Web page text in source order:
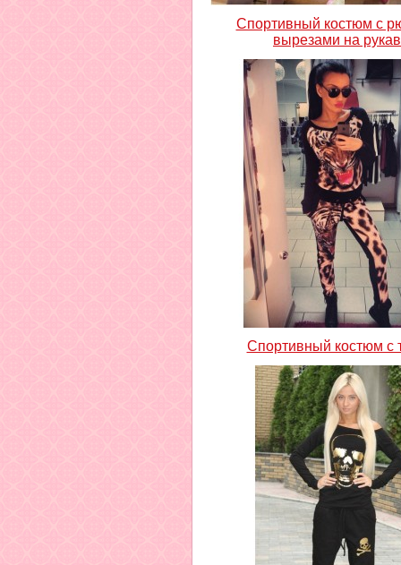
Спортивный костюм с
вырезами на
Спортивный костюм с